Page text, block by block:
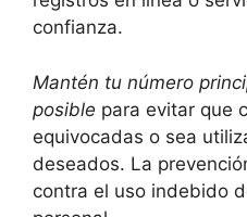
confianza.
Mantén tu número
posible para evitar que
equivocadas o sea
deseados. La
contra el uso indebido